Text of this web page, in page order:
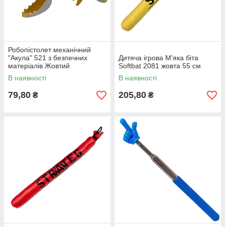
Робопістолет механічний
"Акула" 521 з безпечних
матеріалів Жовтий
В наявності
79,80 ₴
Дитяча ігрова М'яка біта
Softbat 2081 жовта 55 см
В наявності
205,80 ₴